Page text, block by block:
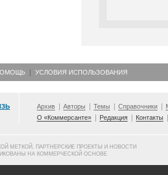
УСЛОВИЯ ИСПОЛЬЗОВАНИЯ
Архив Авторы Темы Справочники
О «Коммерсанте»
Редакция Контакты
МЕТКОЙ, ПАРТНЕРСКИЕ ПРОЕКТЫ И НОВОСТИ
НА КОММЕРЧЕСКОЙ ОСНОВЕ